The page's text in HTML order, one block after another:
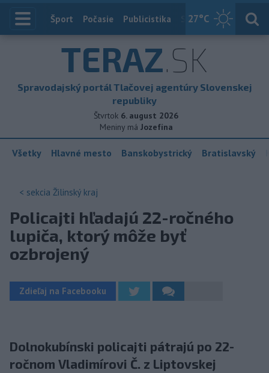
27°C
Index
Šport Počasie Publicistika Slovensko
TERAZ.SK
Spravodajský portál Tlačovej agentúry Slovenskej
republiky
Štvrtok 6. august 2026
Meniny má Jozefína
Všetky Hlavné mesto Banskobystrický Bratislavský
< sekcia Žilinský kraj
Policajti hľadajú 22-ročného
lupiča, ktorý môže byť
ozbrojený
Zdieľaj na Facebooku
Dolnokubínski policajti pátrajú po 22-
ročnom Vladimírovi Č. z Liptovskej